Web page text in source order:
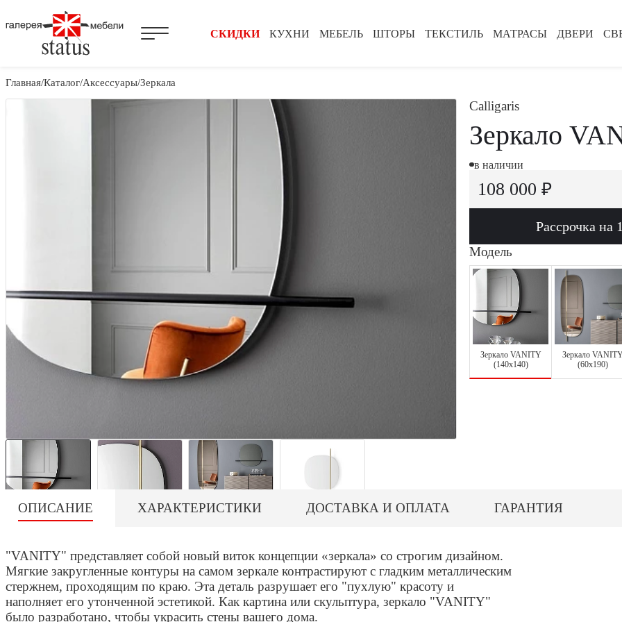
КУХНИ МЕБЕЛЬ ШТОРЫ ТЕКСТИЛЬ МАТРАСЫ ДВЕРИ
СКИДКИ
Главная Каталог Аксессуары Зеркала
Calligaris
Зеркало
в наличии
108 000 ₽
Рассрочка на
Модель
Зеркало VANITY
(140х140)
Зеркало
(60х190)
ОПИСАНИЕ ХАРАКТЕРИСТИКИ ДОСТАВКА И ОПЛАТА ГАРАНТИЯ
"VANITY" представляет собой новый виток концепции «зеркала» со строгим дизайном.
Мягкие закругленные контуры на самом зеркале контрастируют с гладким металлическим
стержнем, проходящим по краю. Эта деталь разрушает его "пухлую" красоту и
наполняет его утонченной эстетикой. Как картина или скульптура, зеркало "VANITY"
было разработано, чтобы украсить стены вашего дома.